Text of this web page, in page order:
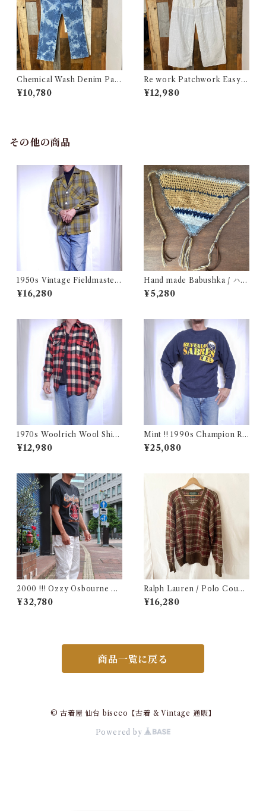
Chemical Wash Denim Pant
s / ケミカル デニム パンツ 古
着
¥10,780
Re work Patchwork Easy P
ants #4 / リワーク パッチワー
ク イージー パンツ 古着
¥12,980
その他の商品
1950s Vintage Fieldmaster
Wool Topstar Style Jacket /
USA ヴィンテージ トップスタ
¥16,280
Hand made Babushka / ハン
ドメイド バブーシュカ
¥5,280
1970s Woolrich Wool Shirt
CPO / 70年代 白タグ ウール
リッチ 三色 ブロック チェック
¥12,980
Mint !! 1990s Champion Re
verse Weave NHL SABRES
Size L / チャンピオン リバー
¥25,080
2000 !!! Ozzy Osbourne O
ZZFEST Rock T-Shirt Size
L / オジーオズボーン オズフ
¥32,780
Ralph Lauren / Polo Count
ry Hand Knit / ラルフローレ
ン / ポロカントリー ハンドニ
¥16,280
商品一覧に戻る
© 古着屋 仙台 biscco【古着 & Vintage 通販】
Powered by